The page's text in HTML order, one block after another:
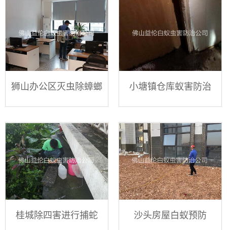
狮山办公区灭虫除蟑螂 小塘镇仓库蚁害防治
桂城除四害进行捕蛇 沙头房屋白蚁预防